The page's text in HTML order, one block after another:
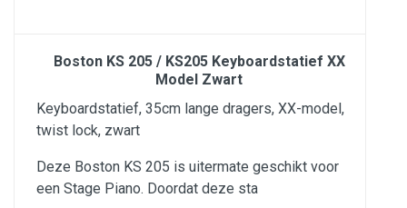
Boston KS 205 / KS205 Keyboardstatief XX
Model Zwart
Keyboardstatief, 35cm lange dragers, XX-model,
twist lock, zwart
Deze Boston KS 205 is uitermate geschikt voor
een Stage Piano. Doordat deze sta